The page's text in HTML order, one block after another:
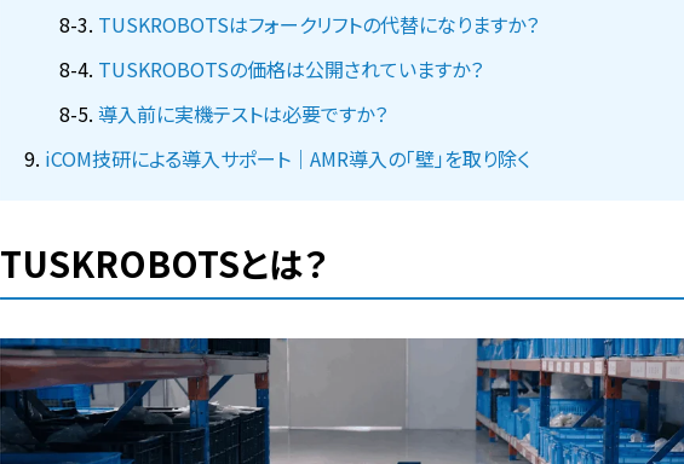
TUSKROBOTSはフォークリフトの代替になりますか？
TUSKROBOTSの価格は公開されていますか？
導入前に実機テストは必要ですか？
iCOM技研による導入サポート｜AMR導入の「壁」を取り除く
TUSKROBOTSとは？